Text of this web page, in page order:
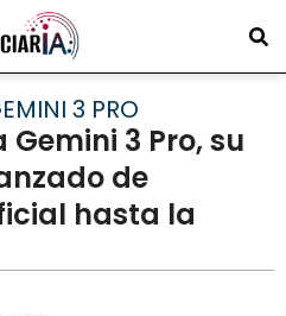
3 PRO
3 Pro, su
de
hasta la